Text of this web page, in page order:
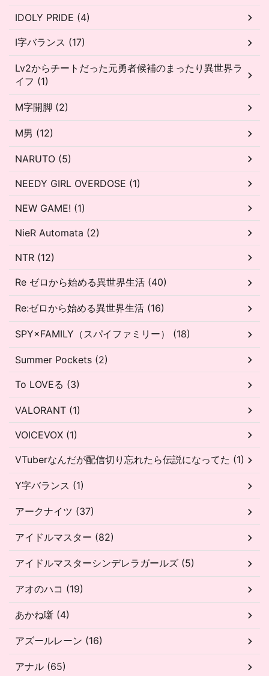
IDOLY PRIDE (4)
I字バランス (17)
Lv2からチートだった元勇者候補のまったり異世界ラ
イフ (1)
M字開脚 (2)
M男 (12)
NARUTO (5)
NEEDY GIRL OVERDOSE (1)
NEW GAME! (1)
NieR Automata (2)
NTR (12)
Re ゼロから始める異世界生活 (40)
Re:ゼロから始める異世界生活 (16)
SPY×FAMILY（スパイファミリー） (18)
Summer Pockets (2)
To LOVEる (3)
VALORANT (1)
VOICEVOX (1)
VTuberなんだが配信切り忘れたら伝説になってた (1)
Y字バランス (1)
アークナイツ (37)
アイドルマスター (82)
アイドルマスターシンデレラガールズ (5)
アオのハコ (19)
あかね噺 (4)
アズールレーン (16)
アナル (65)